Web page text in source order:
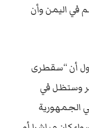
في اليمن وأن
أن “سقطرى
وستظل في
الجمهورية